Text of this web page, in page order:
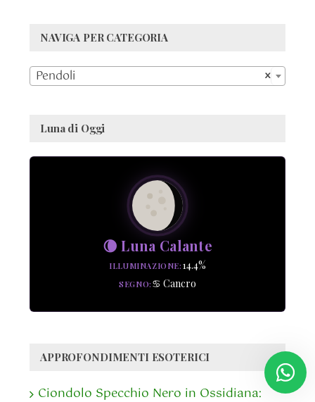
NAVIGA PER CATEGORIA
×
Pendoli
Luna di Oggi
🌘 Luna Calante
ILLUMINAZIONE 14.4%
SEGNO ♋ Cancro
APPROFONDIMENTI ESOTERICI
Ciondolo Specchio Nero in Ossidiana: